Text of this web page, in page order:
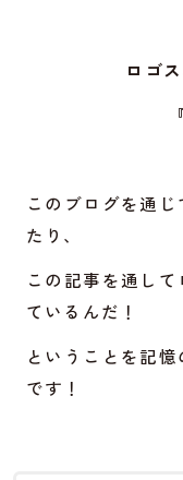
ロゴ
このブログを通
たり、
この記事を通し
ているんだ！
ということを記
です！